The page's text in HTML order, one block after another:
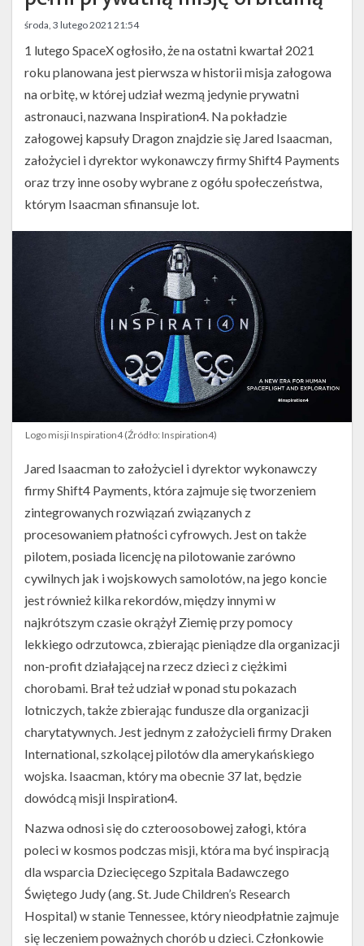
środa, 3 lutego 2021 21:54
1 lutego SpaceX ogłosiło, że na ostatni kwartał 2021
roku planowana jest pierwsza w historii misja załogowa
na orbitę, w której udział wezmą jedynie prywatni
astronauci, nazwana Inspiration4. Na pokładzie
załogowej kapsuły Dragon znajdzie się Jared Isaacman,
założyciel i dyrektor wykonawczy firmy Shift4 Payments
oraz trzy inne osoby wybrane z ogółu społeczeństwa,
którym Isaacman sfinansuje lot.
Logo misji Inspiration4 (Źródło: Inspiration4)
Jared Isaacman to założyciel i dyrektor wykonawczy
firmy Shift4 Payments, która zajmuje się tworzeniem
zintegrowanych rozwiązań związanych z
procesowaniem płatności cyfrowych. Jest on także
pilotem, posiada licencję na pilotowanie zarówno
cywilnych jak i wojskowych samolotów, na jego koncie
jest również kilka rekordów, między innymi w
najkrótszym czasie okrążył Ziemię przy pomocy
lekkiego odrzutowca, zbierając pieniądze dla organizacji
non-profit działającej na rzecz dzieci z ciężkimi
chorobami. Brał też udział w ponad stu pokazach
lotniczych, także zbierając fundusze dla organizacji
charytatywnych. Jest jednym z założycieli firmy Draken
International, szkolącej pilotów dla amerykańskiego
wojska. Isaacman, który ma obecnie 37 lat, będzie
dowódcą misji Inspiration4.
Nazwa odnosi się do czteroosobowej załogi, która
poleci w kosmos podczas misji, która ma być inspiracją
dla wsparcia Dziecięcego Szpitala Badawczego
Świętego Judy (ang. St. Jude Children’s Research
Hospital) w stanie Tennessee, który nieodpłatnie zajmuje
się leczeniem poważnych chorób u dzieci. Członkowie